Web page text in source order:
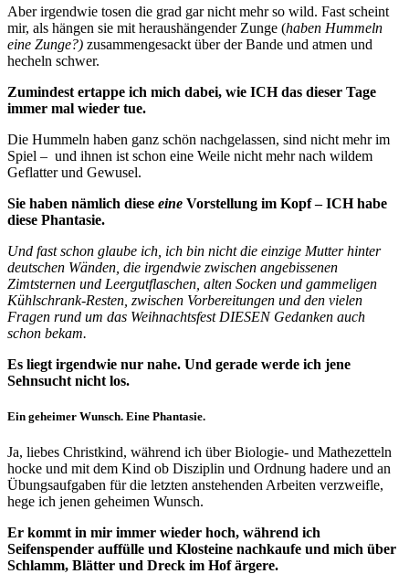
Aber irgendwie tosen die grad gar nicht mehr so wild. Fast scheint
mir, als hängen sie mit heraushängender Zunge (haben Hummeln
eine Zunge?) zusammengesackt über der Bande und atmen und
hecheln schwer.
Zumindest ertappe ich mich dabei, wie ICH das dieser Tage
immer mal wieder tue.
Die Hummeln haben ganz schön nachgelassen, sind nicht mehr im
Spiel – und ihnen ist schon eine Weile nicht mehr nach wildem
Geflatter und Gewusel.
Sie haben nämlich diese eine Vorstellung im Kopf – ICH habe
diese Phantasie.
Und fast schon glaube ich, ich bin nicht die einzige Mutter hinter
deutschen Wänden, die irgendwie zwischen angebissenen
Zimtsternen und Leergutflaschen, alten Socken und gammeligen
Kühlschrank-Resten, zwischen Vorbereitungen und den vielen
Fragen rund um das Weihnachtsfest DIESEN Gedanken auch
schon bekam.
Es liegt irgendwie nur nahe. Und gerade werde ich jene
Sehnsucht nicht los.
Ein geheimer Wunsch. Eine Phantasie.
Ja, liebes Christkind, während ich über Biologie- und Mathezetteln
hocke und mit dem Kind ob Disziplin und Ordnung hadere und an
Übungsaufgaben für die letzten anstehenden Arbeiten verzweifle,
hege ich jenen geheimen Wunsch.
Er kommt in mir immer wieder hoch, während ich
Seifenspender auffülle und Klosteine nachkaufe und mich über
Schlamm, Blätter und Dreck im Hof ärgere.